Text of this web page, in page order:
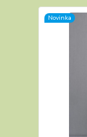
Novinka